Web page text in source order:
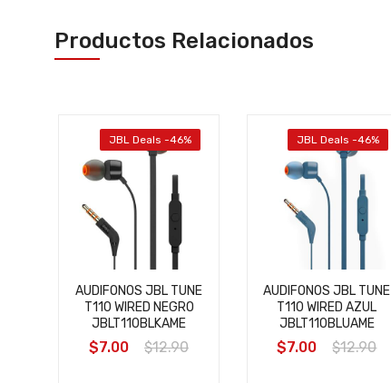
Productos Relacionados
JBL Deals -46%
AUDIFONOS JBL TUNE
T110 WIRED NEGRO
JBLT110BLKAME
$7.00 $12.90
JBL Deals -46%
AUDIFONOS JBL TUNE
T110 WIRED AZUL
JBLT110BLUAME
$7.00 $12.90